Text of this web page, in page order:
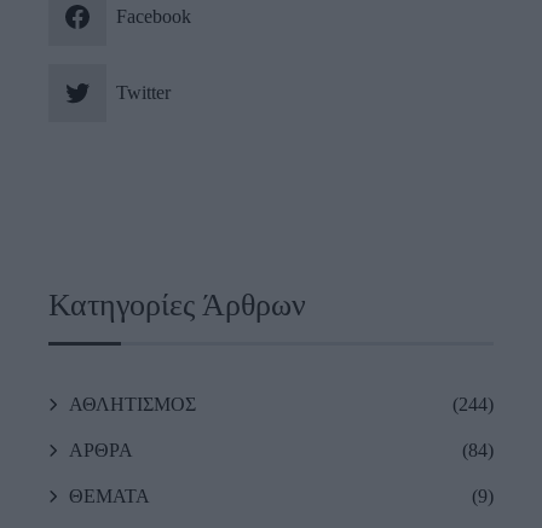
Facebook
Twitter
Κατηγορίες Άρθρων
ΑΘΛΗΤΙΣΜΟΣ (244)
ΑΡΘΡΑ (84)
ΘΕΜΑΤΑ (9)